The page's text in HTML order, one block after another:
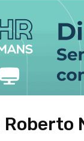
Roberto